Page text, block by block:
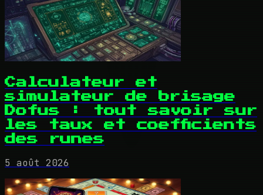
Calculateur et
simulateur de brisage
Dofus : tout savoir sur
les taux et coefficients
des runes
5 août 2026